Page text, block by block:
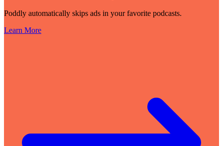
Poddly automatically skips ads in your favorite podcasts.
Learn More